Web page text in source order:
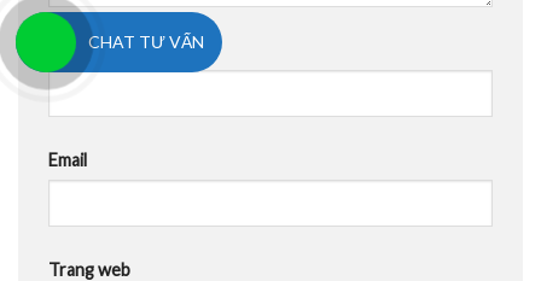
Tên
Email
Trang web
CHAT TƯ VẤN